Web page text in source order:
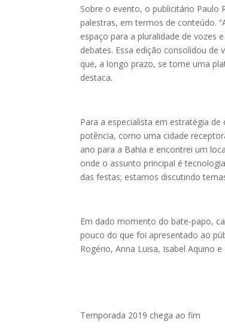
Sobre o evento, o publicitário Paulo
palestras, em termos de conteúdo.
espaço para a pluralidade de vozes
debates. Essa edição consolidou
que, a longo prazo, se torne uma
destaca.
Para a especialista em estratégia
potência, como uma cidade
ano para a Bahia e encontrei um
onde o assunto principal é
das festas; estamos discutindo
Em dado momento do bate-papo,
pouco do que foi apresentado ao
Rogério, Anna Luisa, Isabel Aquino
Temporada 2019 chega ao fim